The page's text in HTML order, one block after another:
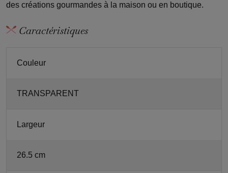
des créations gourmandes à la maison ou en boutique.
Caractéristiques
Couleur
TRANSPARENT
Largeur
26.5 cm